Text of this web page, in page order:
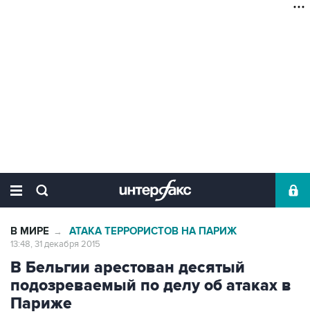
В МИРЕ → АТАКА ТЕРРОРИСТОВ НА ПАРИЖ
13:48, 31 декабря 2015
В Бельгии арестован десятый
подозреваемый по делу об атаках в
Париже